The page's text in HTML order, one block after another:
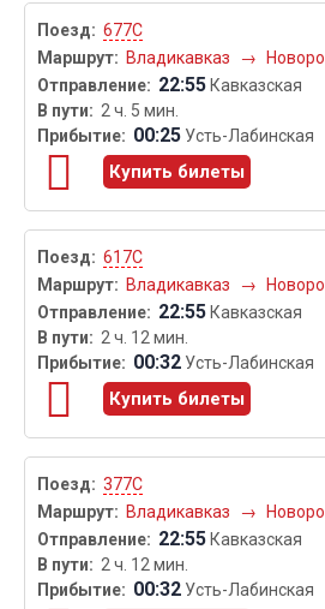
677С
Владикавказ
→
22:55 Кавказская
2 ч. 5 мин.
00:25 Усть-Лабинская
Купить билеты
617С
Владикавказ
→
22:55 Кавказская
2 ч. 12 мин.
00:32 Усть-Лабинская
Купить билеты
377С
Владикавказ
→
22:55 Кавказская
2 ч. 12 мин.
00:32 Усть-Лабинская